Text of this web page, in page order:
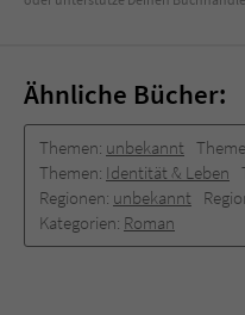
Ähnliche Bücher:
Themen: unbekannt
Themen: Identität & Leben
Regionen: unbekannt
Kategorien: Roman